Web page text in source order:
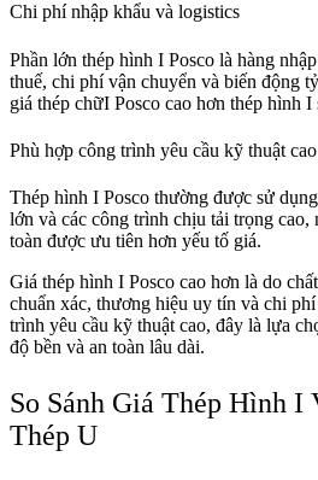
Chi phí nhập khẩu và logistics
Phần lớn thép hình I Posco là hàng
thuế, chi phí vận chuyển và biến động
giá thép chữI Posco cao hơn thép hình
Phù hợp công trình yêu cầu kỹ thuật cao
Thép hình I Posco thường được sử
lớn và các công trình chịu tải trọng cao,
toàn được ưu tiên hơn yếu tố giá.
Giá thép hình I Posco cao hơn là do
chuẩn xác, thương hiệu uy tín và chi
trình yêu cầu kỹ thuật cao, đây là lựa
độ bền và an toàn lâu dài.
So Sánh Giá Thép Hình
Thép U